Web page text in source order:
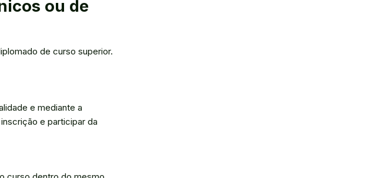
ou de
de curso superior.
e mediante a
e participar da